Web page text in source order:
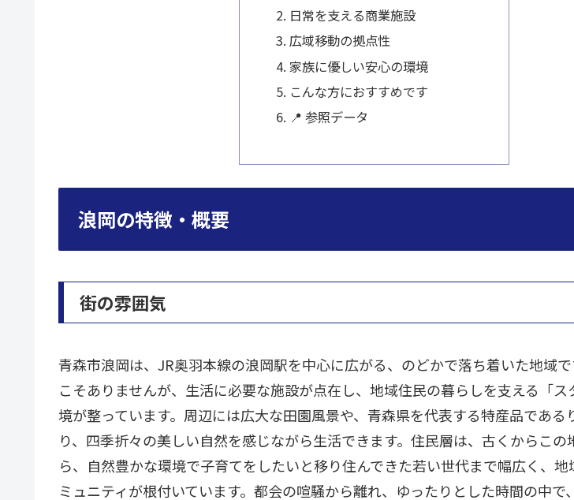
日常を支える商業施設
広域移動の拠点性
家族に優しい安心の環境
こんな方におすすめです
📍 参照データ
浪岡の特徴・概要
街の雰囲気
青森市浪岡は、JR奥羽本線の浪岡駅を中心に広がる、のどかで落ち着いた地域
こそありませんが、生活に必要な施設が点在し、地域住民の暮らしを支える「ス
境が整っています。周辺には広大な田園風景や、青森県を代表する特産品である
り、四季折々の美しい自然を感じながら生活できます。住民層は、古くからこの
ら、自然豊かな環境で子育てをしたいと移り住んできた若い世代まで幅広く、地
ミュニティが根付いています。都会の喧騒から離れ、ゆったりとした時間の中で